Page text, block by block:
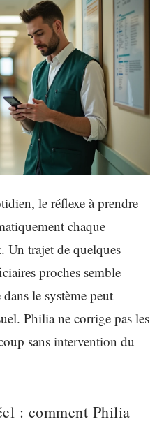
le réflexe à prendre
chaque
Un trajet de quelques
proches semble
le système peut
Philia ne corrige pas les
sans intervention du
: comment Philia